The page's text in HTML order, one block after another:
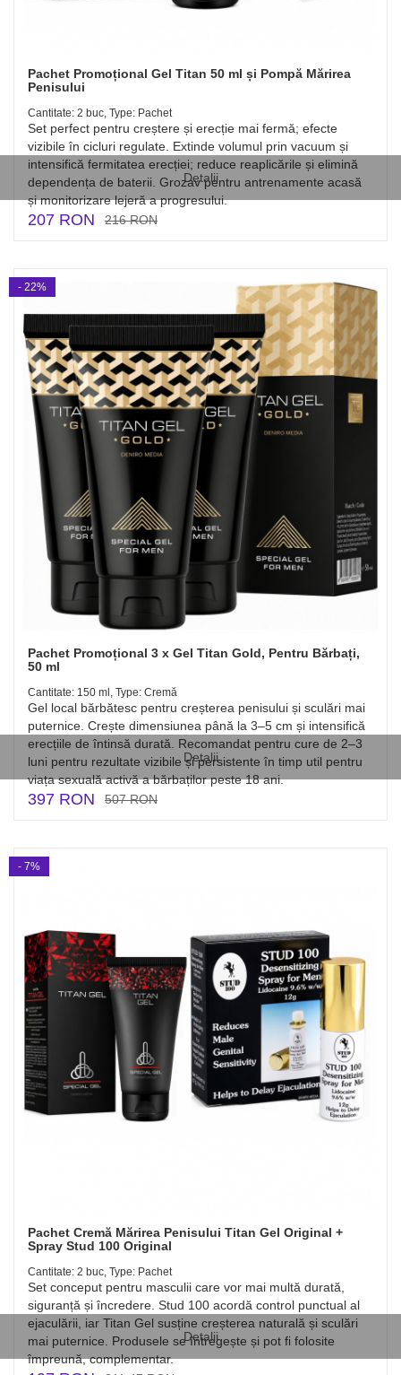
Detalii
Pachet Promoțional Gel Titan 50 ml și Pompă Mărirea
Penisului
Cantitate: 2 buc, Type: Pachet
Set perfect pentru creștere și erecție mai fermă; efecte
vizibile în cicluri regulate. Extinde volumul prin vacuum și
intensifică fermitatea erecției; reduce reaplicările și elimină
dependența de baterii. Grozav pentru antrenamente acasă
și monitorizare lejeră a progresului.
207 RON 216 RON
Detalii
Pachet Promoțional 3 x Gel Titan Gold, Pentru Bărbați,
50 ml
Cantitate: 150 ml, Type: Cremă
Gel local bărbătesc pentru creșterea penisului și sculări mai
puternice. Crește dimensiunea până la 3–5 cm și intensifică
erecțiile de întinsă durată. Recomandat pentru cure de 2–3
luni pentru rezultate vizibile și persistente în timp util pentru
viața sexuală activă a bărbaților peste 18 ani.
397 RON 507 RON
- 22%
Detalii
Pachet Cremă Mărirea Penisului Titan Gel Original +
Spray Stud 100 Original
Cantitate: 2 buc, Type: Pachet
Set conceput pentru masculii care vor mai multă durată,
siguranță și încredere. Stud 100 acordă control punctual al
ejaculării, iar Titan Gel susține creșterea naturală și sculări
mai puternice. Produsele se întregește și pot fi folosite
împreună, complementar.
- 7%